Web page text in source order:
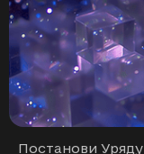
Рубрики
Постанови Уряду